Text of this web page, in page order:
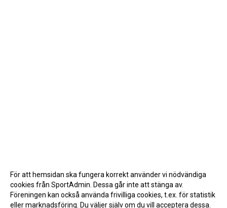
För att hemsidan ska fungera korrekt använder vi nödvändiga
cookies från SportAdmin. Dessa går inte att stänga av.
Föreningen kan också använda frivilliga cookies, t.ex. för statistik
eller marknadsföring. Du väljer själv om du vill acceptera dessa.